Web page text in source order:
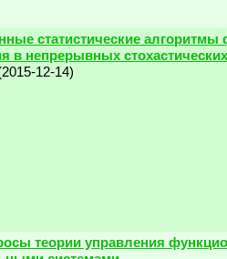
статистические алгоритмы
в непрерывных
2015-12-14)
теории управления